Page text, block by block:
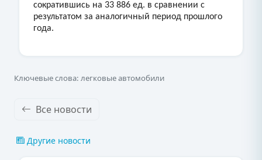
сократившись на 33 886 ед. в сравнении с
результатом за аналогичный период прошлого
года.
Ключевые слова: легковые автомобили
Все новости
Другие новости